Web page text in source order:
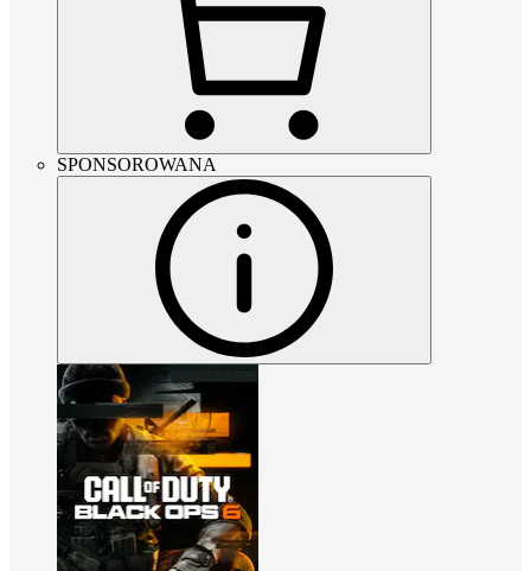
SPONSOROWANA